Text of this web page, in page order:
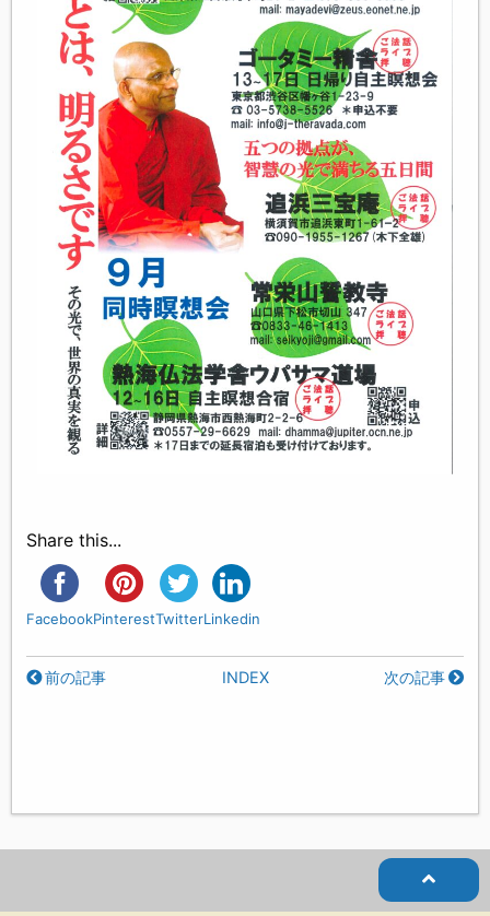
Share this...
FacebookPinterestTwitterLinkedin
前の記事 INDEX 次の記事